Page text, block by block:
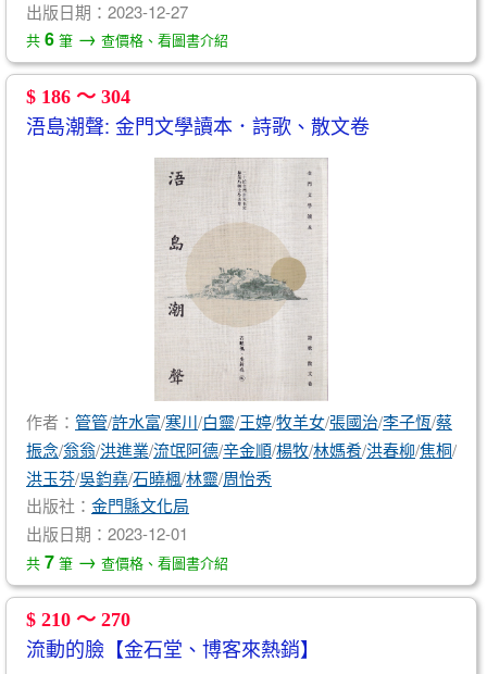
出版日期：2023-12-27
共 6 筆 → 查價格、看圖書介紹
$ 186 ～ 304
浯島潮聲: 金門文學讀本．詩歌、散文卷
作者： 管管/許水富/寒川/白靈/王婷/牧羊女/張國治/李子恆/蔡
振念/翁翁/洪進業/流氓阿德/辛金順/楊牧/林媽肴/洪春柳/焦桐/
洪玉芬/吳鈞堯/石曉楓/林靈/周怡秀
出版社： 金門縣文化局
出版日期：2023-12-01
共 7 筆 → 查價格、看圖書介紹
$ 210 ～ 270
流動的臉【金石堂、博客來熱銷】